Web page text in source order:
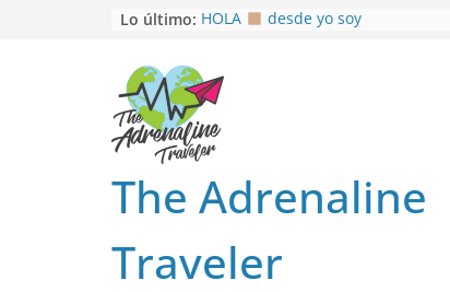
Lo último: HOLA
desde yo soy
EL SENDERO DEL CACAO: Excelente
opción
HOSPEDAJE AL NATURALSHH !!
En
MULITO!
The Adrenaline
Traveler